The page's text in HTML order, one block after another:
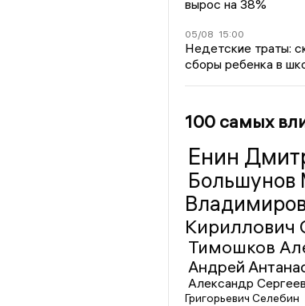
вырос на 38%
05/08 15:00
Недетские траты:
сборы ребенка в
100 самых
Енин
Большунов
Кириллович
Тимошков
Андрей
Александр
Григорьевич Селебин